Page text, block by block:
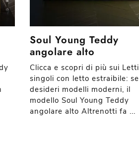
Soul Young Teddy
angolare alto
Clicca e scopri di più sui Letti
singoli con letto estraibile: se
desideri modelli moderni, il
modello Soul Young Teddy
angolare alto Altrenotti fa ...